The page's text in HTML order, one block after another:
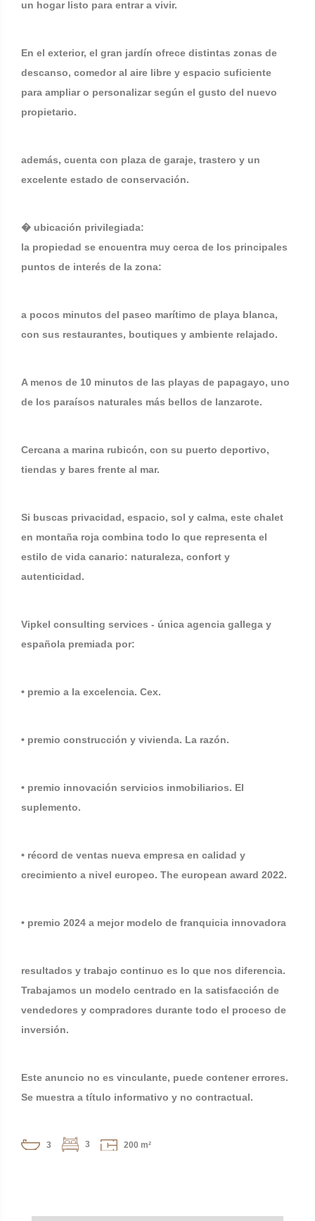
un hogar listo para entrar a vivir.
En el exterior, el gran jardín ofrece distintas zonas de
descanso, comedor al aire libre y espacio suficiente
para ampliar o personalizar según el gusto del nuevo
propietario.
además, cuenta con plaza de garaje, trastero y un
excelente estado de conservación.
� ubicación privilegiada:
la propiedad se encuentra muy cerca de los principales
puntos de interés de la zona:
a pocos minutos del paseo marítimo de playa blanca,
con sus restaurantes, boutiques y ambiente relajado.
A menos de 10 minutos de las playas de papagayo, uno
de los paraísos naturales más bellos de lanzarote.
Cercana a marina rubicón, con su puerto deportivo,
tiendas y bares frente al mar.
Si buscas privacidad, espacio, sol y calma, este chalet
en montaña roja combina todo lo que representa el
estilo de vida canario: naturaleza, confort y
autenticidad.
Vipkel consulting services - única agencia gallega y
española premiada por:
• premio a la excelencia. Cex.
• premio construcción y vivienda. La razón.
• premio innovación servicios inmobiliarios. El
suplemento.
• récord de ventas nueva empresa en calidad y
crecimiento a nivel europeo. The european award 2022.
• premio 2024 a mejor modelo de franquicia innovadora
resultados y trabajo continuo es lo que nos diferencia.
Trabajamos un modelo centrado en la satisfacción de
vendedores y compradores durante todo el proceso de
inversión.
Este anuncio no es vinculante, puede contener errores.
Se muestra a título informativo y no contractual.
3 3 200 m²